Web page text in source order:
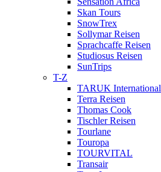
Skan Tours
SnowTrex
Sollymar Reisen
Sprachcaffe Reisen
Studiosus Reisen
SunTrips
T-Z
TARUK International
Terra Reisen
Thomas Cook
Tischler Reisen
Tourlane
Touropa
TOURVITAL
Transair